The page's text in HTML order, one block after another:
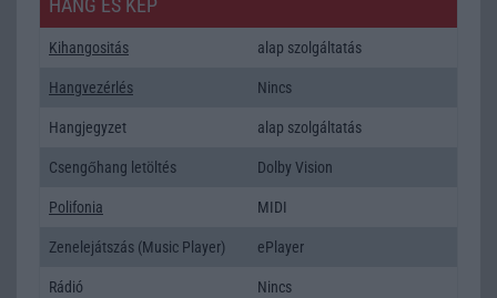
Kihangositás alap szolgáltatás
Hangvezérlés Nincs
Hangjegyzet alap szolgáltatás
Csengőhang letöltés Dolby Vision
Polifonia MIDI
Zenelejátszás (Music Player) ePlayer
Rádió Nincs